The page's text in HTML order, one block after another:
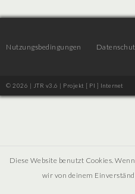
Nutzungsbedingungen
© 2026 | JTR v3.6 | Projekt [ PI ] Internet
Diese Website benutzt Cookies.
wir von deinem